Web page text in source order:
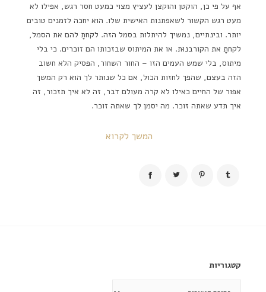
אף על פי כן, הוקטן והוקצן לעציץ מצוי כמעט חסר רגש, אפילו לא
מעט רגש הקשור לשאפתנות האישית שלו. הוא יחכה לזמנים טובים
יותר. ובינתיים, נמשיך להיתלות בסמל הזה. לקחתָ להם את הסמל,
לקחתָ את הקורבנוּת. או את המיתוס שבזכותו הם זוכרים. כי בלי
מיתוס, בלי שמש העמים הזו – החור השחור, הפסיק הלא חשוב
הזה בעצם, שהפך לחזות הכול, אם כל שנותר לך הוא רק המשך
אפור של החיים כאילו לא קרה מעולם דבר, זה לא איך תזכור, זה
איך תדע שאתה זוכר. מה יסמן לך שאתה זוכר.
המשך לקרוא
קטגוריות